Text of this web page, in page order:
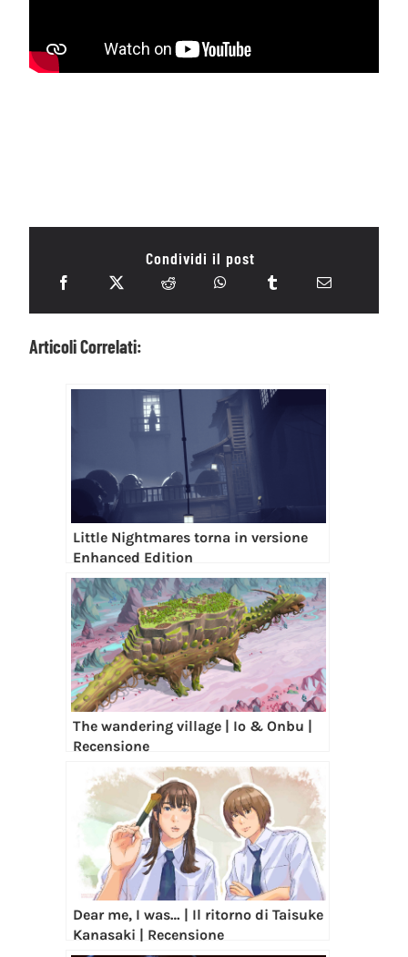
Condividi il post
Articoli Correlati:
Little Nightmares torna in versione
Enhanced Edition
The wandering village | Io & Onbu |
Recensione
Dear me, I was… | Il ritorno di Taisuke
Kanasaki | Recensione